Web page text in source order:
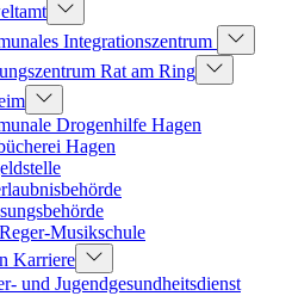
Integrationszentrum
Rat am Ring
Drogenhilfe Hagen
Hagen
Musikschule
Karriere
und Jugendgesundheitsdienst